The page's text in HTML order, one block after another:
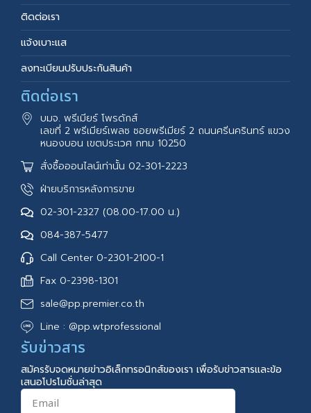
ติดต่อเรา
แจ้งเบาะแส
ลงทะเบียนปรับประกันสินค้า
ติดต่อเรา
บมจ. พรีเมียร์ โพรดักส์
เลขที่ 2 พรีเมียร์เพลซ ซอยพรีเมียร์ 2 ถนนศรีนครินทร์ แขวง
หนองบอน เขตประเวศ กทม 10250
สั่งซื้อออนไลน์เท่านั้น 02-301-2223
ฝ่ายบริการหลังการขาย
02-301-2327 (08.00-17.00 น.)
084-387-5477
Call Center 0-2301-2100-1
Fax 0-2398-1301
sale@pp.premier.co.th
Line : @pp.wtprofessional
รับข่าวสาร
สมัครรับจดหมายข่าวอิเล็กทรอนิกส์ของเรา เพื่อรับข่าวสารและข้อ
เสนอโปรโมชั่นล่าสุด